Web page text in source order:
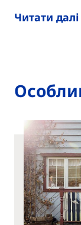
Читати далі